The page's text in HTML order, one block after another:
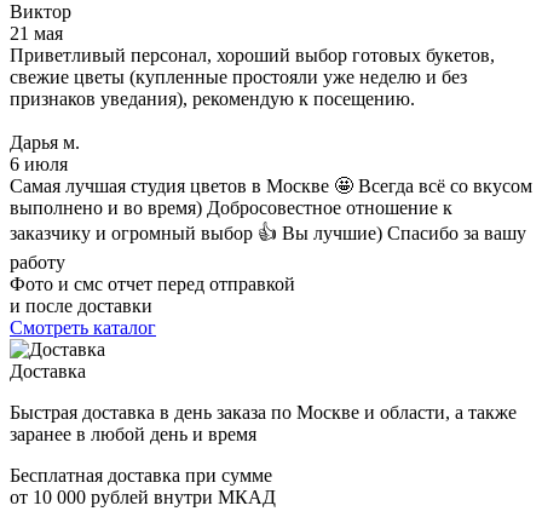
Виктор
21 мая
Приветливый персонал, хороший выбор готовых букетов,
свежие цветы (купленные простояли уже неделю и без
признаков уведания), рекомендую к посещению.
Дарья м.
6 июля
Самая лучшая студия цветов в Москве 🤩 Всегда всё со вкусом
выполнено и во время) Добросовестное отношение к
заказчику и огромный выбор 👍 Вы лучшие) Спасибо за вашу
работу
Фото и смс отчет перед отправкой
и после доставки
Смотреть каталог
Доставка
Быстрая доставка в день заказа по Москве и области, а также
заранее в любой день и время
Бесплатная доставка при сумме
от 10 000 рублей внутри МКАД